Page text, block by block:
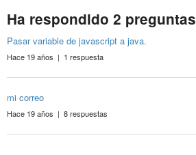
Ha respondido 2 preguntas
Pasar variable de javascript a java.
Hace 19 años | 1 respuesta
mi correo
Hace 19 años | 8 respuestas